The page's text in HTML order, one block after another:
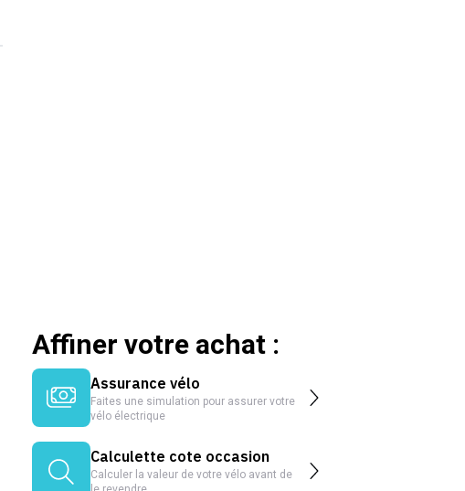
Affiner votre achat :
Assurance vélo
Faites une simulation pour assurer votre
vélo électrique
Calculette cote occasion
Calculer la valeur de votre vélo avant de